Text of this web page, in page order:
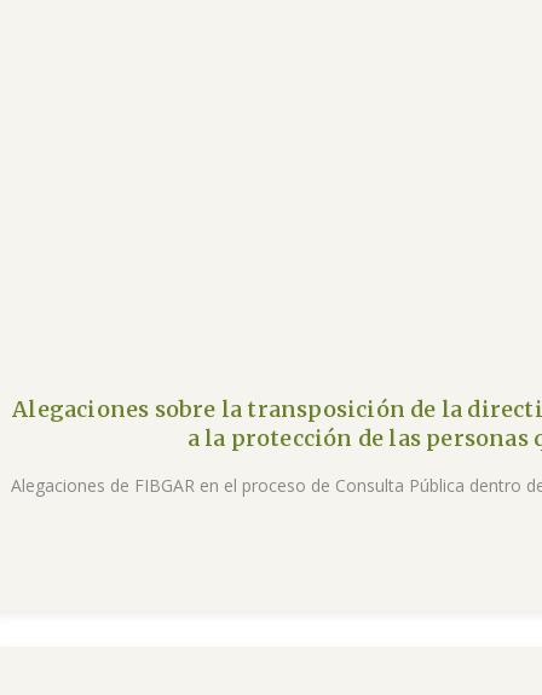
Alegaciones sobre la transposición de la
a la protección de las
Alegaciones de FIBGAR en el proceso de Consulta Pública